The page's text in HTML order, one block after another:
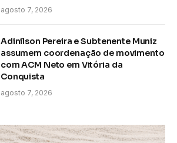
agosto 7, 2026
Adinilson Pereira e Subtenente Muniz
assumem coordenação de movimento
com ACM Neto em Vitória da
Conquista
agosto 7, 2026